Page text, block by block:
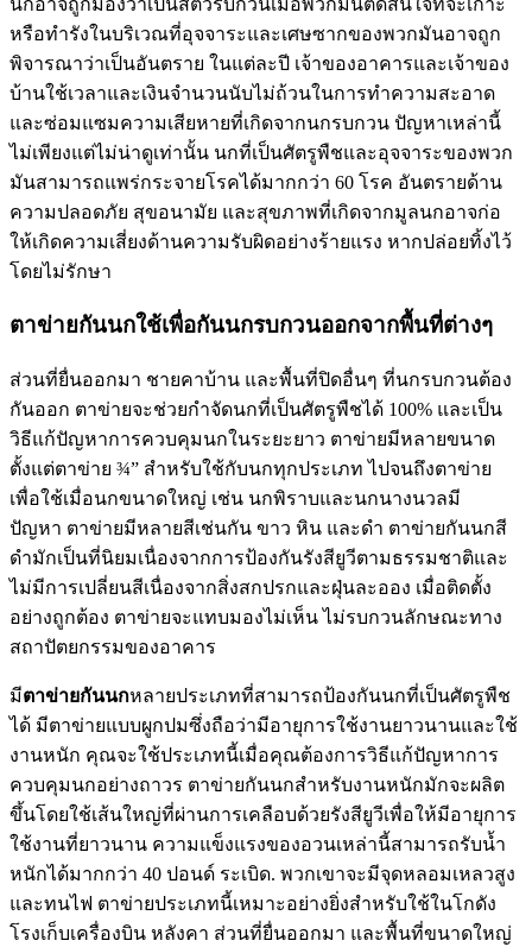
หรือทำรังในบริเวณที่อุจจาระและเศษซากของพวกมันอาจถูก
พิจารณาว่าเป็นอันตราย ในแต่ละปี เจ้าของอาคารและเจ้าของ
บ้านใช้เวลาและเงินจำนวนนับไม่ถ้วนในการทำความสะอาด
และซ่อมแซมความเสียหายที่เกิดจากนกรบกวน ปัญหาเหล่านี้
ไม่เพียงแต่ไม่น่าดูเท่านั้น นกที่เป็นศัตรูพืชและอุจจาระของพวก
มันสามารถแพร่กระจายโรคได้มากกว่า 60 โรค อันตรายด้าน
ความปลอดภัย สุขอนามัย และสุขภาพที่เกิดจากมูลนกอาจก่อ
ให้เกิดความเสี่ยงด้านความรับผิดอย่างร้ายแรง หากปล่อยทิ้งไว้
โดยไม่รักษา
ตาข่ายกันนกใช้เพื่อกันนกรบกวนออกจากพื้นที่ต่างๆ
ส่วนที่ยื่นออกมา ชายคาบ้าน และพื้นที่ปิดอื่นๆ ที่นกรบกวนต้อง
กันออก ตาข่ายจะช่วยกำจัดนกที่เป็นศัตรูพืชได้ 100% และเป็น
วิธีแก้ปัญหาการควบคุมนกในระยะยาว ตาข่ายมีหลายขนาด
ตั้งแต่ตาข่าย ¾” สำหรับใช้กับนกทุกประเภท ไปจนถึงตาข่าย
เพื่อใช้เมื่อนกขนาดใหญ่ เช่น นกพิราบและนกนางนวลมี
ปัญหา ตาข่ายมีหลายสีเช่นกัน ขาว หิน และดำ ตาข่ายกันนกสี
ดำมักเป็นที่นิยมเนื่องจากการป้องกันรังสียูวีตามธรรมชาติและ
ไม่มีการเปลี่ยนสีเนื่องจากสิ่งสกปรกและฝุ่นละออง เมื่อติดตั้ง
อย่างถูกต้อง ตาข่ายจะแทบมองไม่เห็น ไม่รบกวนลักษณะทาง
สถาปัตยกรรมของอาคาร
มีตาข่ายกันนกหลายประเภทที่สามารถป้องกันนกที่เป็นศัตรูพืช
ได้ มีตาข่ายแบบผูกปมซึ่งถือว่ามีอายุการใช้งานยาวนานและใช้
งานหนัก คุณจะใช้ประเภทนี้เมื่อคุณต้องการวิธีแก้ปัญหาการ
ควบคุมนกอย่างถาวร ตาข่ายกันนกสำหรับงานหนักมักจะผลิต
ขึ้นโดยใช้เส้นใหญ่ที่ผ่านการเคลือบด้วยรังสียูวีเพื่อให้มีอายุการ
ใช้งานที่ยาวนาน ความแข็งแรงของอวนเหล่านี้สามารถรับน้ำ
หนักได้มากกว่า 40 ปอนด์ ระเบิด. พวกเขาจะมีจุดหลอมเหลวสูง
และทนไฟ ตาข่ายประเภทนี้เหมาะอย่างยิ่งสำหรับใช้ในโกดัง
โรงเก็บเครื่องบิน หลังคา ส่วนที่ยื่นออกมา และพื้นที่ขนาดใหญ่